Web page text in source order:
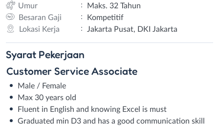
Umur
:
Maks. 32 Tahun
Besaran Gaji
:
Kompetitif
Lokasi Kerja
: Jakarta Pusat, DKI Jakarta
Syarat Pekerjaan
Customer Service Associate
Male / Female
Max 30 years old
Fluent in English and knowing Excel is must
Graduated min D3 and has a good communication skill